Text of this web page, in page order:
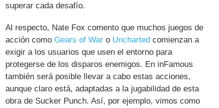
superar cada desafío.
Al respecto, Nate Fox comento que muchos juegos de
acción como Gears of War o Uncharted comienzan a
exigir a los usuarios que usen el entorno para
protegerse de los disparos enemigos. En inFamous
también será posible llevar a cabo estas acciones,
aunque claro está, adaptadas a la jugabilidad de esta
obra de Sucker Punch. Así, por ejemplo, vimos como